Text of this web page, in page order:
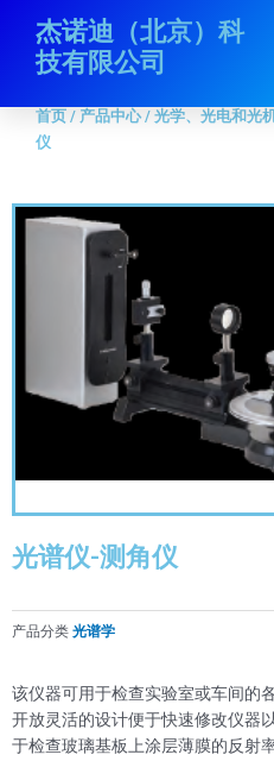
杰诺迪（北京）科
技有限公司
首页/产品中心 光学、光电和光机电
首页 / 产品中心/ 光学、光电和光
仪
光谱仪-测角仪
产品分类 光谱学
该仪器可用于检查实验室或车间的
开放灵活的设计便于快速修改仪器
于检查玻璃基板上涂层薄膜的反射